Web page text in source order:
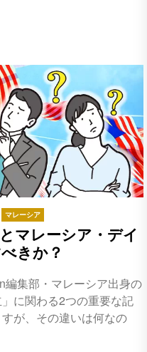
マレーシア
マレーシア・デイ
きか？
編集部・マレーシア出身の
に関わる2つの重要な記
が、その違いは何なの